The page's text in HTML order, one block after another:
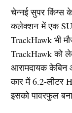
चेन्नई सुपर किंग्स
कलेक्शन में एक
TrackHawk भी
TrackHawk को
आरामदायक
कार में 6.2-लीटर
इसको पावरफुल